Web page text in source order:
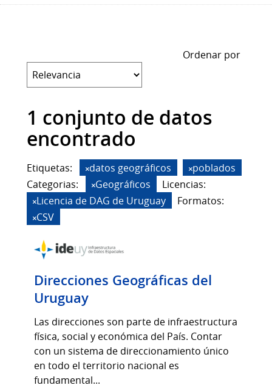
Ordenar por
1 conjunto de datos
encontrado
Etiquetas: datos geográficos
poblados
Categorias:
Geográficos
Licencias:
Licencia de DAG de Uruguay
Formatos:
CSV
Direcciones Geográficas del
Uruguay
Las direcciones son parte de infraestructura
física, social y económica del País. Contar
con un sistema de direccionamiento único
en todo el territorio nacional es
fundamental...